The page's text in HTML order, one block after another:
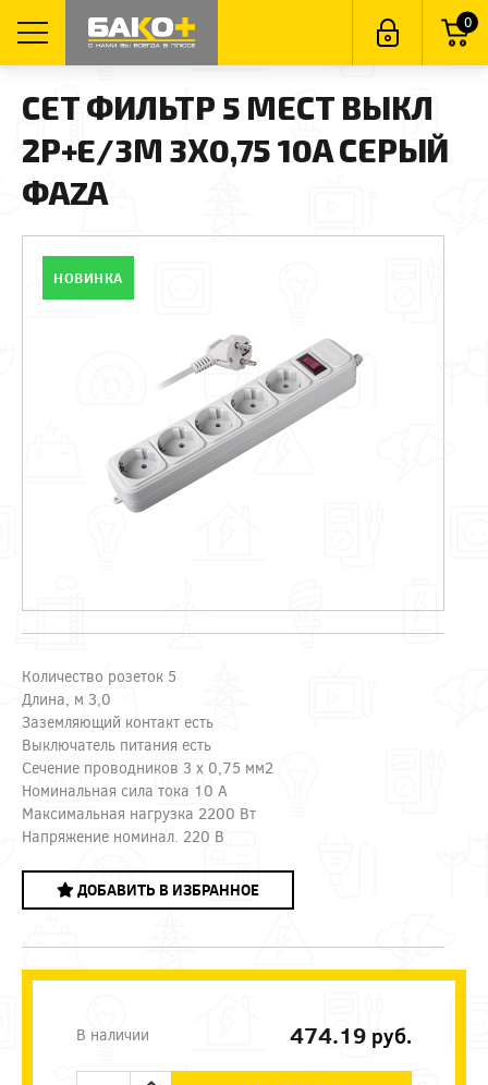
0
СЕТ ФИЛЬТР 5 МЕСТ ВЫКЛ
2P+E/3М 3Х0,75 10А СЕРЫЙ
ФАZА
НОВИНКА
Количество розеток 5
Длина, м 3,0
Заземляющий контакт есть
Выключатель питания есть
Сечение проводников 3 х 0,75 мм2
Номинальная сила тока 10 А
Максимальная нагрузка 2200 Вт
Напряжение номинал. 220 В
ДОБАВИТЬ В ИЗБРАННОЕ
В наличии 474.19 руб.